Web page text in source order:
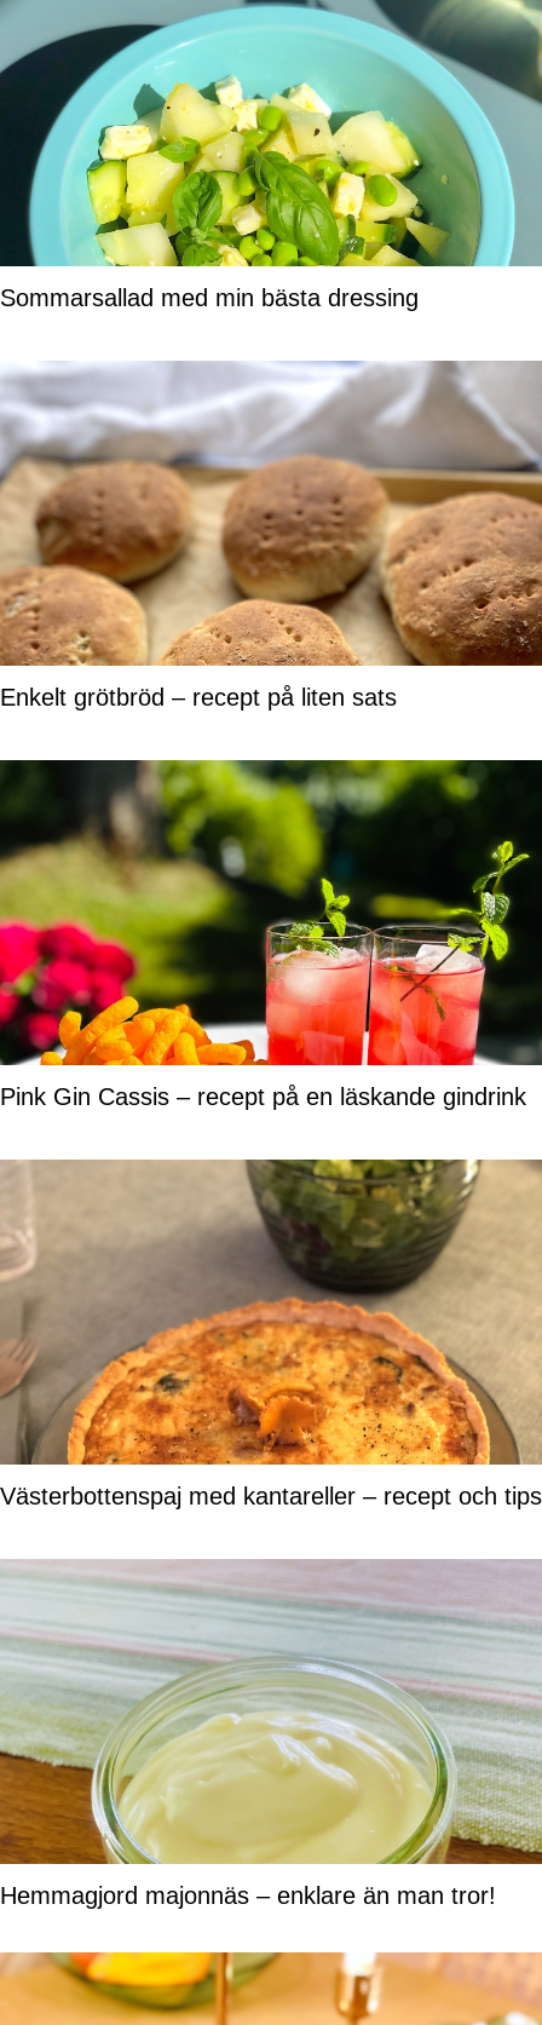
Sommarsallad med min bästa dressing
Enkelt grötbröd – recept på liten sats
Pink Gin Cassis – recept på en läskande gindrink
Västerbottenspaj med kantareller – recept och tips
Hemmagjord majonnäs – enklare än man tror!